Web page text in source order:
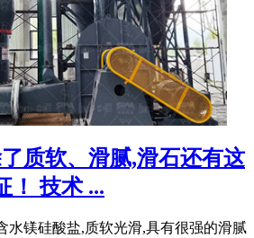
质软、滑腻,滑石还有这
！ 技术 ...
水镁硅酸盐,质软光滑,具有很强的滑腻